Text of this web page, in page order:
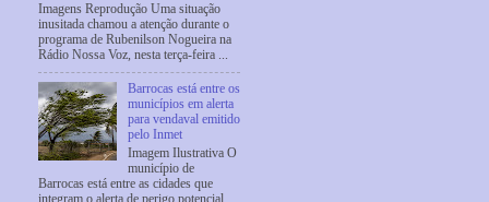
Imagens Reprodução Uma situação
inusitada chamou a atenção durante o
programa de Rubenilson Nogueira na
Rádio Nossa Voz, nesta terça-feira ...
Barrocas está entre os
municípios em alerta
para vendaval emitido
pelo Inmet
Imagem Ilustrativa O
município de
Barrocas está entre as cidades que
integram o alerta de perigo potencial